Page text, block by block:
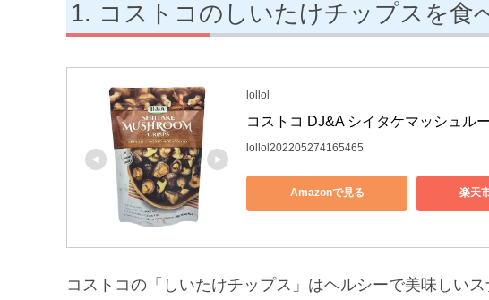
コストコのしいたけチップスを食
lollol
コストコ DJ&A シイタケマッシュル
lollol202205274165465
Amazonで見る 楽天
コストコの「しいたけチップス」はヘルシーで美味しい